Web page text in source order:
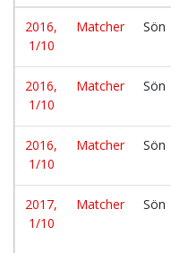
2016,
1/10
Matcher Sön
2016,
1/10
Matcher Sön
2016,
1/10
Matcher Sön
2017,
1/10
Matcher Sön